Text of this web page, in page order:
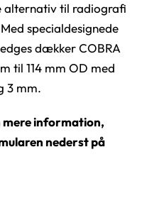
alternativ til radiografi
specialdesignede
dækker COBRA
til 114 mm OD med
3 mm.
mere information,
nederst på